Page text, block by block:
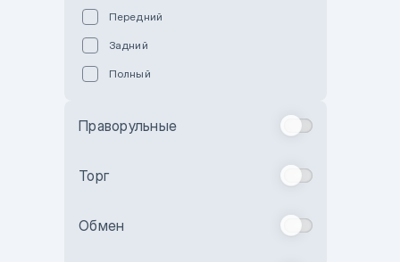
Бежевый
Передний
Задний
Полный
Праворульные
Торг
Обмен